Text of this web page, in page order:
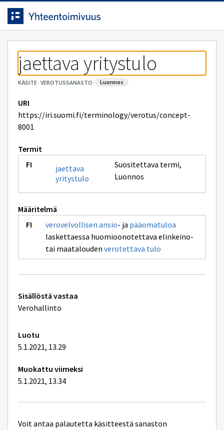
Siirrytty
sivulle
Siirry suoraan sisältöön.
jaettava yritystulo
KÄSITE· VEROTUSSANASTO · luonnos
URI
https://iri.suomi.fi/terminology/verotus/concept-
8001
Termit
jaettava
yritystulo
Suositettava termi,
Luonnos
Määritelmä
verovelvollisen ansio- ja pääomatuloa
laskettaessa huomioonotettava elinkeino-
tai maatalouden verotettava tulo
Tekniset
lisätiedot
Sisällöstä vastaa
Verohallinto
Luotu
5.1.2021, 13.29
Muokattu viimeksi
5.1.2021, 13.34
Voit antaa palautetta käsitteestä sanaston